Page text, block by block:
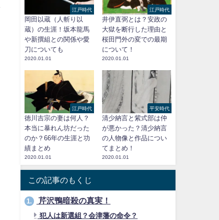
江戸時代
岡田以蔵（人斬り以
蔵）の生涯！坂本龍馬
や新撰組との関係や愛
刀についても
2020.01.01
江戸時代
井伊直弼とは？安政の
大獄を断行した理由と
桜田門外の変での最期
について！
2020.01.01
江戸時代
徳川吉宗の妻は何人？
本当に暴れん坊だった
のか？66年の生涯と功
績まとめ
2020.01.01
平安時代
清少納言と紫式部は仲
が悪かった？清少納言
の人物像と作品につい
てまとめ！
2020.01.01
この記事のもくじ
1. 芹沢鴨暗殺の真実！
犯人は新選組？会津藩の命令？